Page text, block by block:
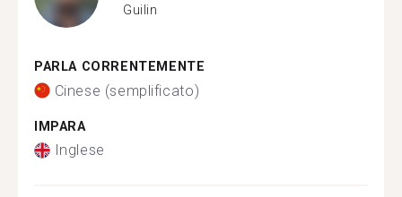
Guilin
PARLA CORRENTEMENTE
Cinese (semplificato)
IMPARA
Inglese